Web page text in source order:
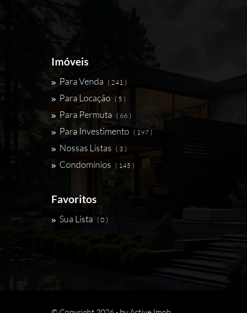
Imóveis
Para Venda ( 241 )
Para Locação ( 5 )
Para Permuta ( 66 )
Para Investimento ( 197 )
Nossas Listas ( 3 )
Condomínios ( 145 )
Favoritos
Sua Lista ( 0 )